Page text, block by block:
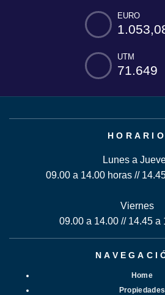
EURO
UTM
71.649
HORARIO
Lunes a
09.00 a 14.00 horas //
Viernes
09.00 a 14.00 // 14.45 a
Home
Propiedades